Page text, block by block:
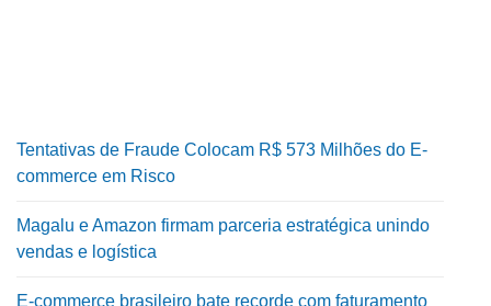
Tentativas de Fraude Colocam R$ 573 Milhões do E-
commerce em Risco
Magalu e Amazon firmam parceria estratégica unindo
vendas e logística
E-commerce brasileiro bate recorde com faturamento